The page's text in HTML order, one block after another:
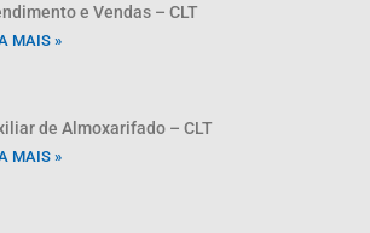
e Vendas – CLT
MAIS »
de Almoxarifado – CLT
MAIS »